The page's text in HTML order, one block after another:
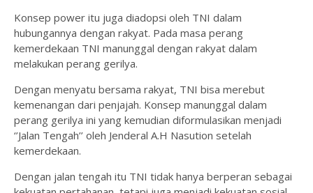
Konsep power itu juga diadopsi oleh TNI dalam
hubungannya dengan rakyat. Pada masa perang
kemerdekaan TNI manunggal dengan rakyat dalam
melakukan perang gerilya.
Dengan menyatu bersama rakyat, TNI bisa merebut
kemenangan dari penjajah. Konsep manunggal dalam
perang gerilya ini yang kemudian diformulasikan menjadi
‘’Jalan Tengah’’ oleh Jenderal A.H Nasution setelah
kemerdekaan.
Dengan jalan tengah itu TNI tidak hanya berperan sebagai